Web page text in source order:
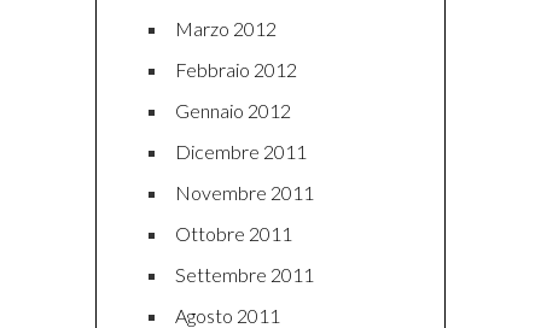
Marzo 2012
Febbraio 2012
Gennaio 2012
Dicembre 2011
Novembre 2011
Ottobre 2011
Settembre 2011
Agosto 2011